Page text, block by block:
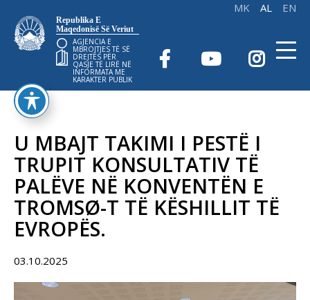
Republika E
Maqedonisë Së Veriut
AGJENCIA E
MBROJTJES TË SË
DREJTËS PËR
QASJE TË LIRË NË
INFORMATA ME
KARAKTER PUBLIK
U MBAJT TAKIMI I PESTË I
TRUPIT KONSULTATIV TË
PALËVE NË KONVENTËN E
TROMSØ-T TË KËSHILLIT TË
EVROPËS.
03.10.2025